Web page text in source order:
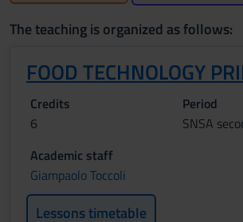
The teaching is organized as follows:
FOOD TECHNOLOGY
Credits
6
Period
SNSA
Academic staff
Giampaolo Toccoli
Lessons timetable